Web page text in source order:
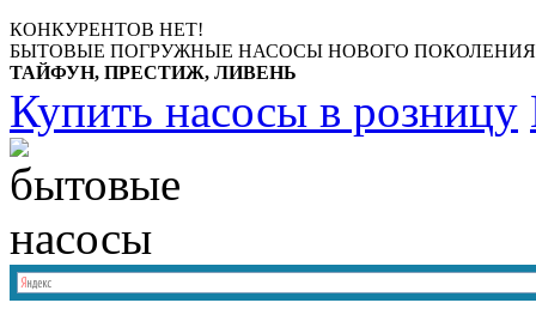
КОНКУРЕНТОВ НЕТ!
БЫТОВЫЕ ПОГРУЖНЫЕ НАСОСЫ НОВОГО
ТАЙФУН, ПРЕСТИЖ, ЛИВЕНЬ
Купить насосы в розницу